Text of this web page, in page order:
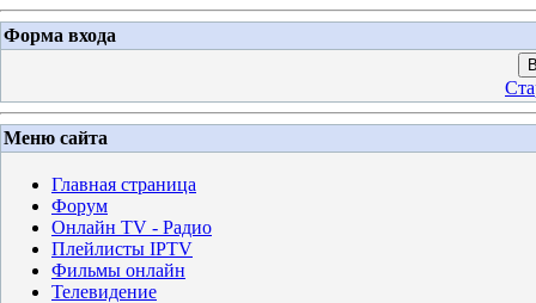
Форма входа
Меню сайта
Главная страница
Форум
Онлайн TV - Радио
Плейлисты IPTV
Фильмы онлайн
Телевидение